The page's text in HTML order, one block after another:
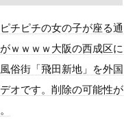
入る可能性が...
上陸予測」...
す…
チピチの女の子が座る通
ｗｗｗｗ大阪の西成区に
俗街「飛田新地」を外国
オです。削除の可能性が